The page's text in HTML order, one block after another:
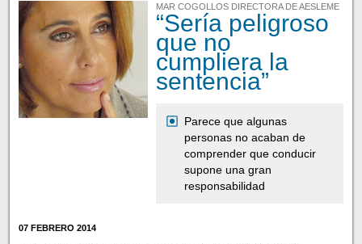
MAR COGOLLOS DIRECTORA DE AESLEME
“Sería peligroso
que no
cumpliera la
sentencia”
Parece que algunas
personas no acaban de
comprender que conducir
supone una gran
responsabilidad
07 FEBRERO 2014